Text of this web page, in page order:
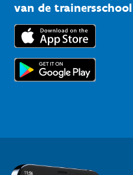
Bedrijven
Trainers en begeleiders
Topsporters
Downloads
Voor de pers
van de trainersschool